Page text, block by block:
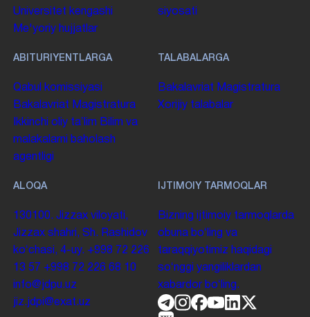
Universitet kengashi
Me'yoriy hujjatlar
siyosati
ABITURIYENTLARGA
Qabul komissiyasi
Bakalavriat Magistratura
Ikkinchi oliy taʼlim Bilim va
malakalarni baholash
agentligi
TALABALARGA
Bakalavriat Magistratura
Xorijiy talabalar
ALOQA
130100. Jizzax viloyati,
Jizzax shahri, Sh. Rashidov
koʻchasi, 4-uy. +998 72 226
13 57 +998 72 226 68 10
info@jdpu.uz
jiz.jdpi@exat.uz
IJTIMOIY TARMOQLAR
Bizning ijtimoiy tarmoqlarda
obuna boʻling va
taraqqiyotimiz haqidagi
soʻnggi yangiliklardan
xabardor boʻling.